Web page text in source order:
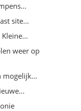
site...
weer op
mogelijk...